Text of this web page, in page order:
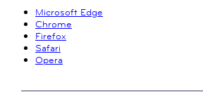
Microsoft Edge
Chrome
Firefox
Safari
Opera